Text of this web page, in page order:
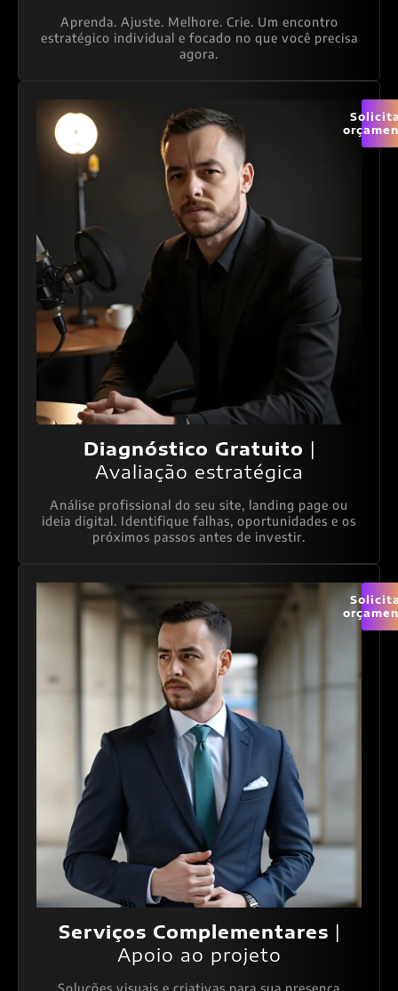
Aprenda. Ajuste. Melhore. Crie. Um encontro
estratégico individual e focado no que você precisa
agora.
Diagnóstico Gratuito |
Avaliação estratégica
Análise profissional do seu site, landing page ou
ideia digital. Identifique falhas, oportunidades e os
próximos passos antes de investir.
Serviços Complementares |
Apoio ao projeto
Soluções visuais e criativas para sua presença